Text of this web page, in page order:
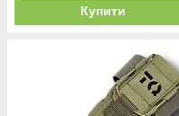
Купити